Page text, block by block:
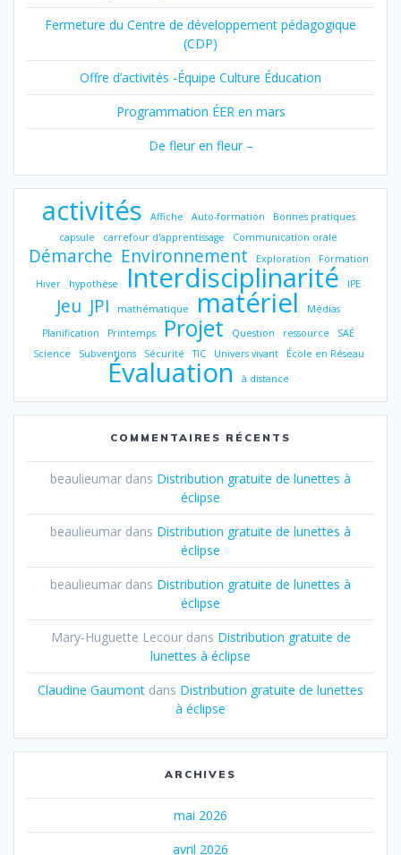
Fermeture du Centre de développement pédagogique
(CDP)
Offre d’activités -Équipe Culture Éducation
Programmation ÉER en mars
De fleur en fleur –
activités Affiche Auto-formation
Bonnes pratiques
capsule
carrefour d'apprentissage Communication orale
Démarche Environnement Exploration
Formation
Hiver
hypothèse Interdisciplinarité IPE
Jeu JPI mathématique matériel
Médias
Planification
Printemps Projet Question ressource
SAÉ
Science
Subventions Sécurité TIC Univers vivant École en Réseau
Évaluation à distance
COMMENTAIRES RÉCENTS
beaulieumar dans Distribution gratuite de lunettes à
éclipse
beaulieumar dans Distribution gratuite de lunettes à
éclipse
beaulieumar dans Distribution gratuite de lunettes à
éclipse
Mary-Huguette Lecourdans Distribution gratuite de
lunettes à éclipse
Claudine Gaumont dans Distribution gratuite de lunettes
à éclipse
ARCHIVES
mai 2026
avril 2026